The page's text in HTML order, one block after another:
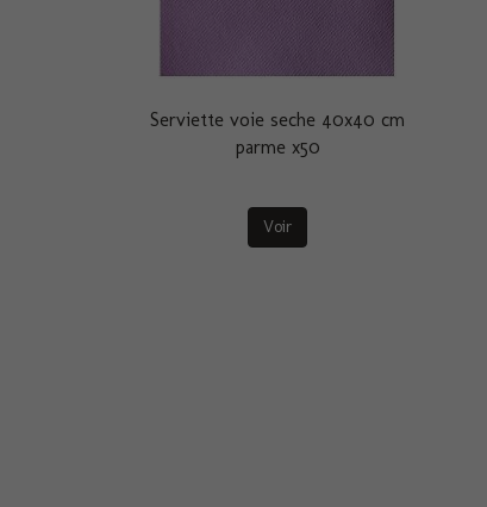
Serviette voie seche 40x40 cm
parme x50
Voir